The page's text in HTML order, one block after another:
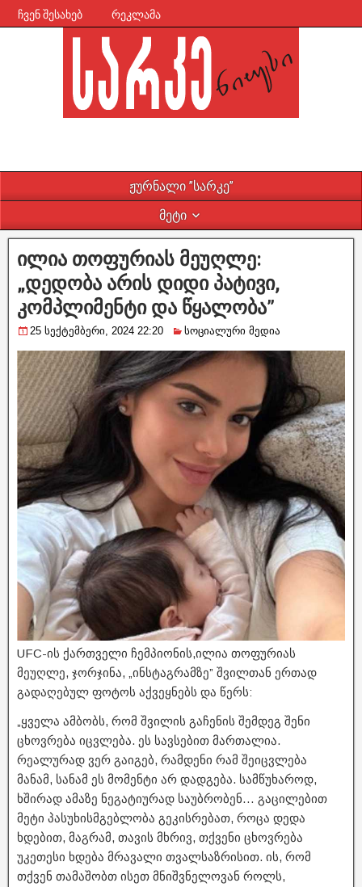
ჩვენ შესახებ რეკლამა
ჟურნალი ”სარკე”
მეტი
ილია თოფურიას მეუღლე:
„დედობა არის დიდი პატივი,
კომპლიმენტი და წყალობა”
25 სექტემბერი, 2024 22:20 სოციალური მედია
UFC-ის ქართველი ჩემპიონის,ილია თოფურიას
მეუღლე, ჯორჯინა, „ინსტაგრამზე” შვილთან ერთად
გადაღებულ ფოტოს აქვეყნებს და წერს:
„ყველა ამბობს, რომ შვილის გაჩენის შემდეგ შენი
ცხოვრება იცვლება. ეს სავსებით მართალია.
რეალურად ვერ გაიგებ, რამდენი რამ შეიცვლება
მანამ, სანამ ეს მომენტი არ დადგება. სამწუხაროდ,
ხშირად ამაზე ნეგატიურად საუბრობენ… გაცილებით
მეტი პასუხისმგებლობა გეკისრებათ, როცა დედა
ხდებით, მაგრამ, თავის მხრივ, თქვენი ცხოვრება
უკეთესი ხდება მრავალი თვალსაზრისით. ის, რომ
თქვენ თამაშობთ ისეთ მნიშვნელოვან როლს,